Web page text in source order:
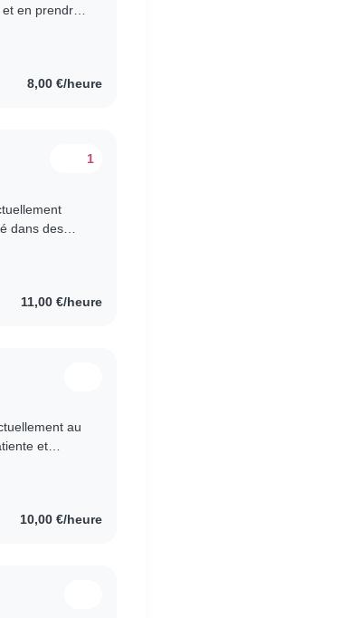
en prendre
8,00 €/heure
1
dans des
11,00 €/heure
au
et
10,00 €/heure